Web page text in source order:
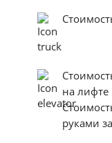
на лифте
руками